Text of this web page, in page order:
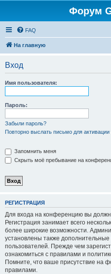
Форум
FAQ
На главную
Вход
Имя пользователя:
Пароль:
Забыли пароль?
Повторно выслать письмо для активации
Запомнить меня
Скрыть моё пребывание на
РЕГИСТРАЦИЯ
Для входа на конференцию вы
Регистрация занимает всего
более широкие возможности.
установлены также
пользователей. Прежде чем
ознакомиться с правилами и
Помните, что ваше присутствие на
правилами.